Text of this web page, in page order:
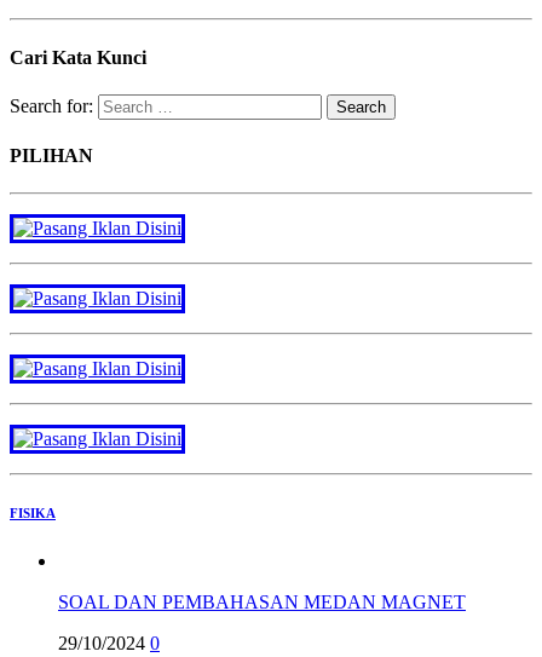
Cari Kata Kunci
Search for:
PILIHAN
FISIKA
SOAL DAN PEMBAHASAN MEDAN MAGNET
29/10/2024 0